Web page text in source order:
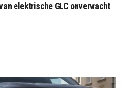
elektrische GLC onverwacht